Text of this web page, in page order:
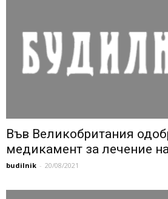
Във Великобритания
медикамент за лечение
budilnik - 20/08/2021